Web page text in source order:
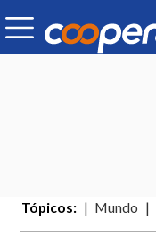
Tópicos: Mundo